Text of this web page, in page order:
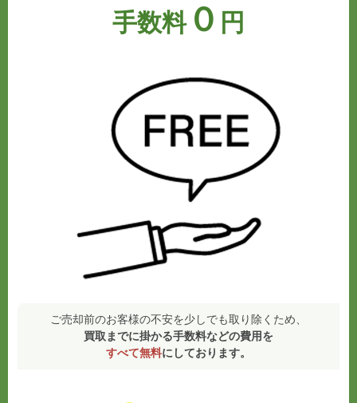
手数料０ 円
ご売却前のお客様の不安を少しでも取り除くため、
買取までに掛かる手数料などの費用を
すべて無料にしております。